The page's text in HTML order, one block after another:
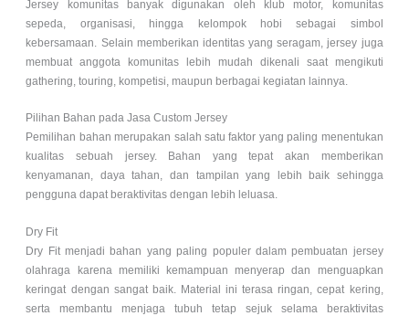
Jersey komunitas banyak digunakan oleh klub motor, komunitas
sepeda, organisasi, hingga kelompok hobi sebagai simbol
kebersamaan. Selain memberikan identitas yang seragam, jersey juga
membuat anggota komunitas lebih mudah dikenali saat mengikuti
gathering, touring, kompetisi, maupun berbagai kegiatan lainnya.
Pilihan Bahan pada Jasa Custom Jersey
Pemilihan bahan merupakan salah satu faktor yang paling menentukan
kualitas sebuah jersey. Bahan yang tepat akan memberikan
kenyamanan, daya tahan, dan tampilan yang lebih baik sehingga
pengguna dapat beraktivitas dengan lebih leluasa.
Dry Fit
Dry Fit menjadi bahan yang paling populer dalam pembuatan jersey
olahraga karena memiliki kemampuan menyerap dan menguapkan
keringat dengan sangat baik. Material ini terasa ringan, cepat kering,
serta membantu menjaga tubuh tetap sejuk selama beraktivitas